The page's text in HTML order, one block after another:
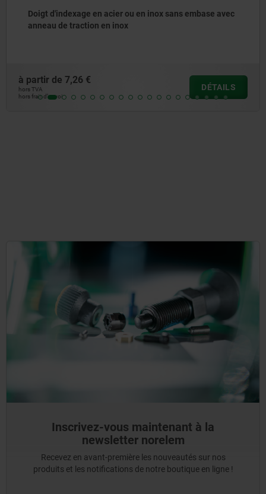
Doigt d'indexage en acier ou en inox pneumatique
à partir de 72,77 €
hors TVA
hors frais d’envoi
DÉTAILS
Inscrivez-vous maintenant à la
newsletter norelem
Recevez en avant-première les nouveautés sur nos
produits et les notifications de notre boutique en ligne !